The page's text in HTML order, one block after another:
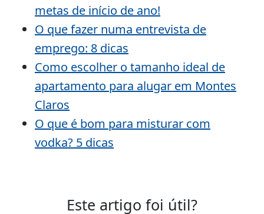
metas de início de ano!
O que fazer numa entrevista de
emprego: 8 dicas
Como escolher o tamanho ideal de
apartamento para alugar em Montes
Claros
O que é bom para misturar com
vodka? 5 dicas
Este artigo foi útil?